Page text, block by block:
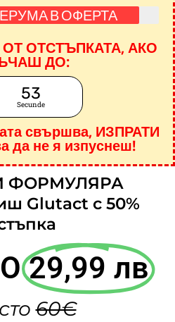
В ОФЕРТА
ОТСТЪПКАТА, АКО
ДО:
52
Secunde
свършва, ИЗПРАТИ
да не я изпуснеш!
ФОРМУЛЯРА
Glutact с 50%
29,99 лв
60€